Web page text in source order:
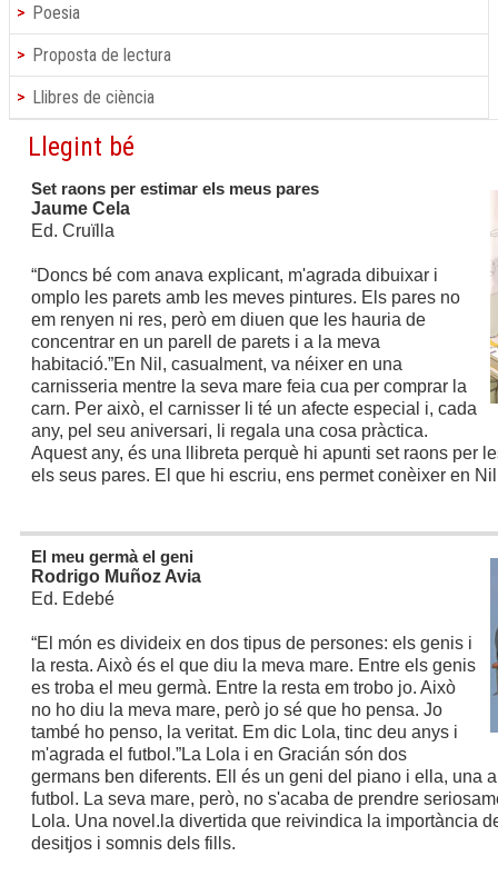
Poesia
Proposta de lectura
Llibres de ciència
Llegint bé
Set raons per estimar els meus pares
Jaume Cela
Ed. Cruïlla
“Doncs bé com anava explicant, m'agrada dibuixar i
omplo les parets amb les meves pintures. Els pares no
em renyen ni res, però em diuen que les hauria de
concentrar en un parell de parets i a la meva
habitació.”En Nil, casualment, va néixer en una
carnisseria mentre la seva mare feia cua per comprar la
carn. Per això, el carnisser li té un afecte especial i, cada
any, pel seu aniversari, li regala una cosa pràctica.
Aquest any, és una llibreta perquè hi apunti set raons per
els seus pares. El que hi escriu, ens permet conèixer en
El meu germà el geni
Rodrigo Muñoz Avia
Ed. Edebé
“El món es divideix en dos tipus de persones: els genis i
la resta. Això és el que diu la meva mare. Entre els genis
es troba el meu germà. Entre la resta em trobo jo. Això
no ho diu la meva mare, però jo sé que ho pensa. Jo
també ho penso, la veritat. Em dic Lola, tinc deu anys i
m'agrada el futbol.”La Lola i en Gracián són dos
germans ben diferents. Ell és un geni del piano i ella, una
futbol. La seva mare, però, no s'acaba de prendre
Lola. Una novel.la divertida que reivindica la importància
desitjos i somnis dels fills.